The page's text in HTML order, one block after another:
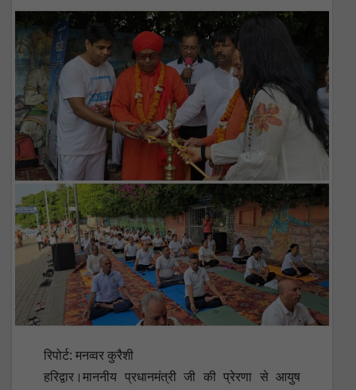
रिपोर्ट: मनव्वर कुरैशी
हरिद्वार।माननीय प्रधानमंत्री जी की प्रेरणा से आयुष